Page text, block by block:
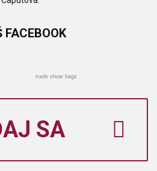
FACEBOOK
trade show bags
SA